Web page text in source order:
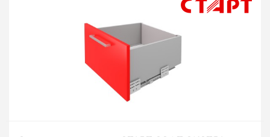
Системы выдвижения СТАРТ успешно прошли
тестирования в международной лаборатории SGS и
Испытательном центре BOYARD ДНК. Они имеют
подтверждённые технические характеристики и репутацию
надёжных комфортных систем среди мебельных
В комплект СТАРТ входят: